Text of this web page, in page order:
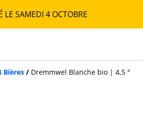
LE SAMEDI 4 OCTOBRE
Bières / Dremmwel Blanche bio | 4,5 °